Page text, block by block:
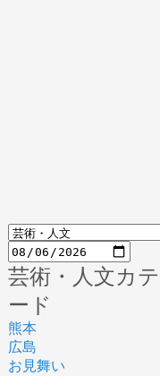
芸術・人文カ
ード
熊本
広島
お見舞い